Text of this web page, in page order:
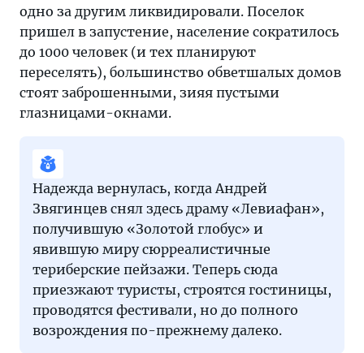
одно за другим ликвидировали. Поселок
пришел в запустение, население сократилось
до 1000 человек (и тех планируют
переселять), большинство обветшалых домов
стоят заброшенными, зияя пустыми
глазницами-окнами.
Надежда вернулась, когда Андрей
Звягинцев снял здесь драму «Левиафан»,
получившую «Золотой глобус» и
явившую миру сюрреалистичные
териберские пейзажи. Теперь сюда
приезжают туристы, строятся гостиницы,
проводятся фестивали, но до полного
возрождения по-прежнему далеко.